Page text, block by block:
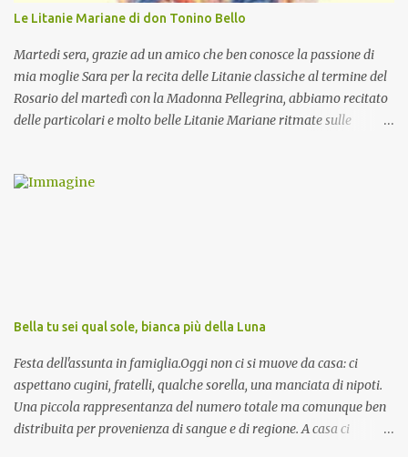
Le Litanie Mariane di don Tonino Bello
Martedi sera, grazie ad un amico che ben conosce la passione di
mia moglie Sara per la recita delle Litanie classiche al termine del
Rosario del martedì con la Madonna Pellegrina, abbiamo recitato
delle particolari e molto belle Litanie Mariane ritmate sulle
preghiera.
Bella tu sei qual sole, bianca più della Luna
Festa dell'assunta in famiglia.Oggi non ci si muove da casa: ci
aspettano cugini, fratelli, qualche sorella, una manciata di nipoti.
Una piccola rappresentanza del numero totale ma comunque ben
distribuita per provenienza di sangue e di regione. A casa ci